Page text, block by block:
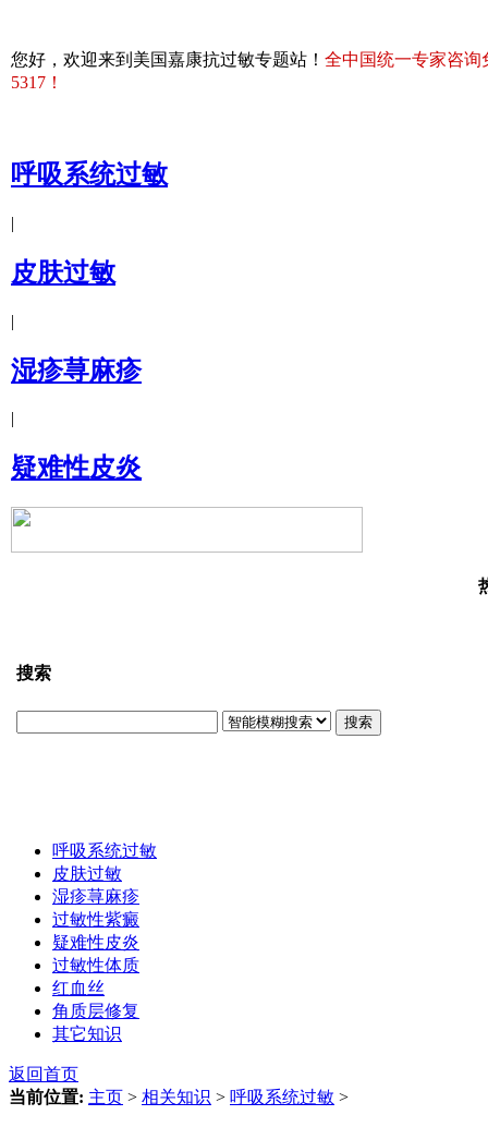
您好，欢迎来到美国嘉康抗过敏专题站！ 全中国统一专家咨询
5317！
呼吸系统过敏
|
皮肤过敏
|
湿疹荨麻疹
|
疑难性皮炎
搜索
搜索
呼吸系统过敏
皮肤过敏
湿疹荨麻疹
过敏性紫癜
疑难性皮炎
过敏性体质
红血丝
角质层修复
其它知识
返回首页
当前位置: 主页 > 相关知识 > 呼吸系统过敏 >